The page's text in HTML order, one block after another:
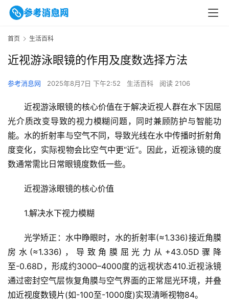
首页 生活百科
近视游泳眼镜的作用及度数选择方法
参考消息网 2025年8月7日 下午2:52 生活百科 阅读 2106
近视游泳眼镜的核心价值在于解决近视人群在水下因屈
光介质改变导致的视力模糊问题，同时兼顾防护与智能功
能。水的折射率与空气不同，导致光线在水中传播时折射角
度变化，实际视物会比空气中更“近”。因此，近视泳镜的度
数通常需比日常眼镜度数低一些。
近视游泳眼镜的核心价值
1.解决水下视力模糊
光学矫正：水中睁眼时，水的折射率(≈1.336)接近角膜
房水(≈1.336)，导致角膜屈光力从+43.05D骤降
至-0.68D，形成约3000–4000度的远视状态410.近视泳镜
通过密封空气层恢复角膜与空气界面的正常屈光环境，并叠
加近视度数镜片(如-100至-1000度)实现清晰视物84。